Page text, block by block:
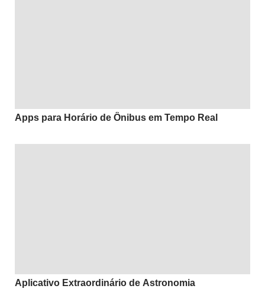
Apps para Horário de Ônibus em Tempo Real
Aplicativo Extraordinário de Astronomia